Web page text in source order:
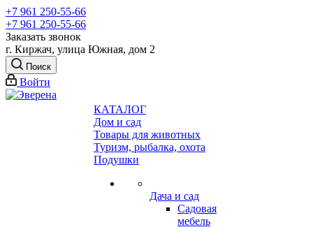
+7 961 250-55-66
+7 961 250-55-66
Заказать звонок
г. Киржач, улица Южная, дом 2
Поиск
Войти
КАТАЛОГ
Дом и сад
Товары для животных
Туризм, рыбалка, охота
Подушки
Дача и сад
Садовая
мебель